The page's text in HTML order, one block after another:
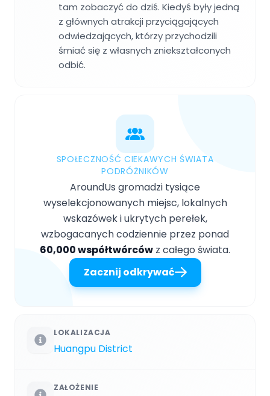
tam zobaczyć do dziś. Kiedyś były jedną
z głównych atrakcji przyciągających
odwiedzających, którzy przychodzili
śmiać się z własnych zniekształconych
odbić.
SPOŁECZNOŚĆ CIEKAWYCH ŚWIATA
PODRÓŻNIKÓW
AroundUs gromadzi tysiące
wyselekcjonowanych miejsc, lokalnych
wskazówek i ukrytych perełek,
wzbogacanych codziennie przez ponad
60,000 współtwórców z całego świata.
Zacznij odkrywać
LOKALIZACJA
Huangpu District
ZAŁOŻENIE